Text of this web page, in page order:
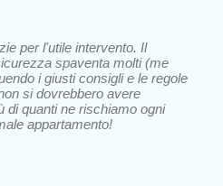
per l'utile intervento. Il
spaventa molti (me
i giusti consigli e le regole
si dovrebbero avere
di quanti ne rischiamo ogni
appartamento!